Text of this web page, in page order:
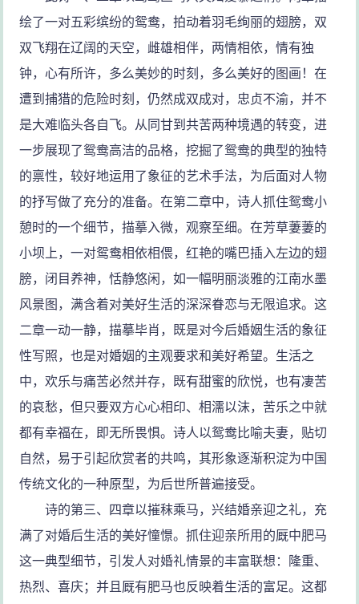
绘了一对五彩缤纷的鸳鸯，拍动着羽毛绚丽的翅膀，双
双飞翔在辽阔的天空，雌雄相伴，两情相依，情有独
钟，心有所许，多么美妙的时刻，多么美好的图画！在
遭到捕猎的危险时刻，仍然成双成对，忠贞不渝，并不
是大难临头各自飞。从同甘到共苦两种境遇的转变，进
一步展现了鸳鸯高洁的品格，挖掘了鸳鸯的典型的独特
的禀性，较好地运用了象征的艺术手法，为后面对人物
的抒写做了充分的准备。在第二章中，诗人抓住鸳鸯小
憩时的一个细节，描摹入微，观察至细。在芳草萋萋的
小坝上，一对鸳鸯相依相偎，红艳的嘴巴插入左边的翅
膀，闭目养神，恬静悠闲，如一幅明丽淡雅的江南水墨
风景图，满含着对美好生活的深深眷恋与无限追求。这
二章一动一静，描摹毕肖，既是对今后婚姻生活的象征
性写照，也是对婚姻的主观要求和美好希望。生活之
中，欢乐与痛苦必然并存，既有甜蜜的欣悦，也有凄苦
的哀愁，但只要双方心心相印、相濡以沫，苦乐之中就
都有幸福在，即无所畏惧。诗人以鸳鸯比喻夫妻，贴切
自然，易于引起欣赏者的共鸣，其形象逐渐积淀为中国
传统文化的一种原型，为后世所普遍接受。
诗的第三、四章以摧秣乘马，兴结婚亲迎之礼，充
满了对婚后生活的美好憧憬。抓住迎亲所用的厩中肥马
这一典型细节，引发人对婚礼情景的丰富联想：隆重、
热烈、喜庆；并且厩有肥马也反映着生活的富足。这都